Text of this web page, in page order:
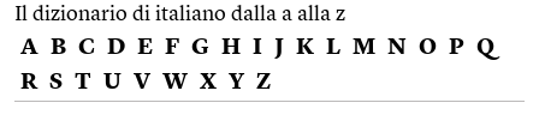
Il dizionario di italiano dalla a alla z
A B C D E F G H I J K L M N O P Q
R S T U V W X Y Z